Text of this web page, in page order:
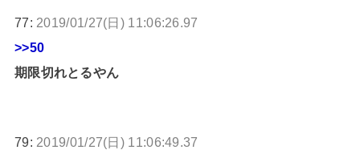
77: 2019/01/27(日) 11:06:26.97
>>50
期限切れとるやん
79: 2019/01/27(日) 11:06:49.37